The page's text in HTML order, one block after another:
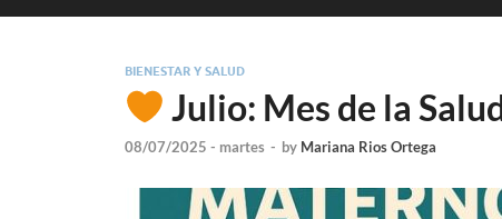
BIENESTAR Y SALUD
Julio: Mes de la
08/07/2025 - martes - by Mariana Rios Ortega